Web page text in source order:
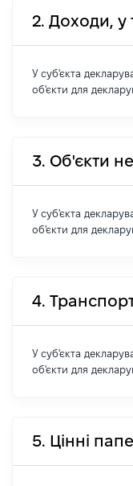
2. Доходи, у
У суб'єкта
об'єкти для
3. Об'єкти
У суб'єкта
об'єкти для
4.
У суб'єкта
об'єкти для
5. Цінні